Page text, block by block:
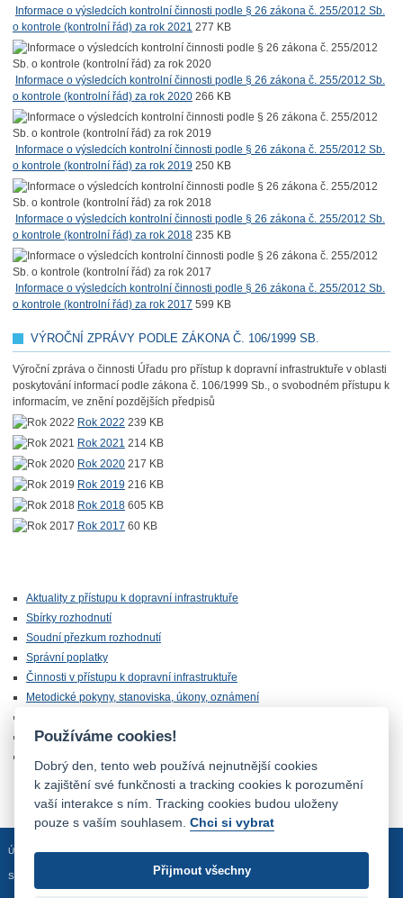
Informace o výsledcích kontrolní činnosti podle § 26 zákona č. 255/2012 Sb.
o kontrole (kontrolní řád) za rok 2021 277 KB
Informace o výsledcích kontrolní činnosti podle § 26 zákona č. 255/2012 Sb.
o kontrole (kontrolní řád) za rok 2020266 KB
Informace o výsledcích kontrolní činnosti podle § 26 zákona č. 255/2012 Sb.
o kontrole (kontrolní řád) za rok 2019 250 KB
Informace o výsledcích kontrolní činnosti podle § 26 zákona č. 255/2012 Sb.
o kontrole (kontrolní řád) za rok 2018235 KB
Informace o výsledcích kontrolní činnosti podle § 26 zákona č. 255/2012 Sb.
o kontrole (kontrolní řád) za rok 2017 599 KB
VÝROČNÍ ZPRÁVY PODLE ZÁKONA Č. 106/1999 SB.
Výroční zpráva o činnosti Úřadu pro přístup k dopravní infrastruktuře v oblasti
poskytování informací podle zákona č. 106/1999 Sb., o svobodném přístupu k
informacím, ve znění pozdějších předpisů
Rok 2022 239 KB
Rok 2021 214 KB
Rok 2020217 KB
Rok 2019 216 KB
Rok 2018605 KB
Rok 2017 60 KB
Aktuality z přístupu k dopravní infrastruktuře
Sbírky rozhodnutí
Soudní přezkum rozhodnutí
Správní poplatky
Činnosti v přístupu k dopravní infrastruktuře
Metodické pokyny, stanoviska, úkony, oznámení
Seznam letišť
Úvodní stránka Mapa stránek Prohlášení o přístupnosti
Sledujte nás:
Používáme cookies!
Dobrý den, tento web používá nejnutnější cookies
k zajištění své funkčnosti a tracking cookies k porozumění
vaší interakce s ním. Tracking cookies budou uloženy
pouze s vaším souhlasem.Chci si vybrat
Přijmout všechny